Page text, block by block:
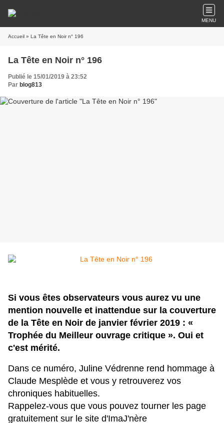
MENU
Accueil » La Tête en Noir n° 196
La Tête en Noir n° 196
Publié le 15/01/2019 à 23:52
Par blog813
Si vous êtes observateurs vous aurez vu une
mention nouvelle et inattendue sur la couverture
de la Tête en Noir de janvier février 2019 : «
Trophée du Meilleur ouvrage critique ». Oui et
c'est mérité.
Dans ce numéro, Juline Védrenne rend hommage à
Claude Mesplède et vous y retrouverez vos
chroniques habituelles.
Rappelez-vous que vous pouvez tourner les page
gratuitement sur le site d'ImaJ'nère